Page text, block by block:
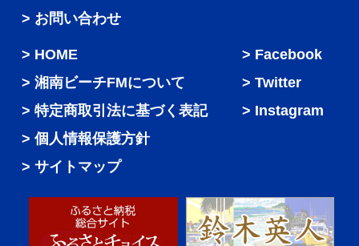
> お問い合わせ
HOME
湘南ビーチFMについて
特定商取引法に基づく表記
個人情報保護方針
サイトマップ
Facebook
Twitter
Instagram